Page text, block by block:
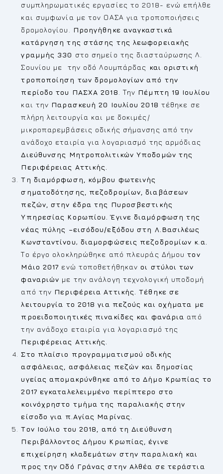
συμπληρωματικές εργασίες το 2018- ενώ επήλθε
και συμφωνία με τον ΟΑΣΑ για τροποποιήσεις
δρομολογίου. Προηγήθηκε αναγκαστικά
κατάργηση της στάσης της λεωφορειακής
γραμμής 330 στο σημείο της διασταύρωσης Λ.
Σουνίου με την οδό Λουμπάρδας και οριστική
τροποποίηση των δρομολογίων από την
περίοδο του ΠΑΣΧΑ 2018 . Την Πέμπτη 19 Ιουλίου
και την Παρασκευή 20 Ιουλίου 2018 τέθηκε σε
πλήρη λειτουργία και με δοκιμές/
μικροπαρεμβάσεις οδικής σήμανσης από την
ανάδοχο εταιρία για λογαριασμό της αρμόδιας
Διεύθυνσης Μητροπολιτικών Υποδομών της
Περιφέρειας Αττικής.
Τη διαμόρφωση, κόμβου φωτεινής
σηματοδότησης, πεζοδρομίων, διαβάσεων
πεζών, στην έδρα της Πυροσβεστικής
Υπηρεσίας Κορωπίου. Έγινε διαμόρφωση της
νέας πύλης –εισόδου/εξόδου στη Λ.Βασιλέως
Κωνσταντίνου, διαμορφώσεις πεζοδρομίων κ.α.
Το έργο ολοκληρώθηκε από πλευράς Δήμουτον
Μάιο 2017 ενώ τοποθετήθηκανοι στύλοι των
φαναριών με την ανάλογη τεχνολογική υποδομή
από την Περιφέρεια Αττικής.
Τέθηκε σε
λειτουργία το 2018 για πεζούς και οχήματα με
προειδοποιητικές πινακίδες και φανάρια από
την ανάδοχο εταιρία για λογαριασμό της
Περιφέρειας Αττικής.
Στο πλαίσιο προγραμματισμού οδικής
ασφάλειας, ασφάλειας πεζών και δημοσίας
υγείας απομακρύνθηκε από το Δήμο Κρωπίας το
2017 εγκαταλελειμμένο περίπτερο στο
κοινόχρηστο τμήμα της παραλιακής στην
είσοδο για π.Αγίας Μαρίνας.
Τον Ιούλιο του 2018, από τη Διεύθυνση
Περιβάλλοντος Δήμου Κρωπίας, έγινε
επιχείρηση κλαδεμάτων στην παραλιακή και
προς την Οδό Γράνας στην Αλθέα σε τεράστια